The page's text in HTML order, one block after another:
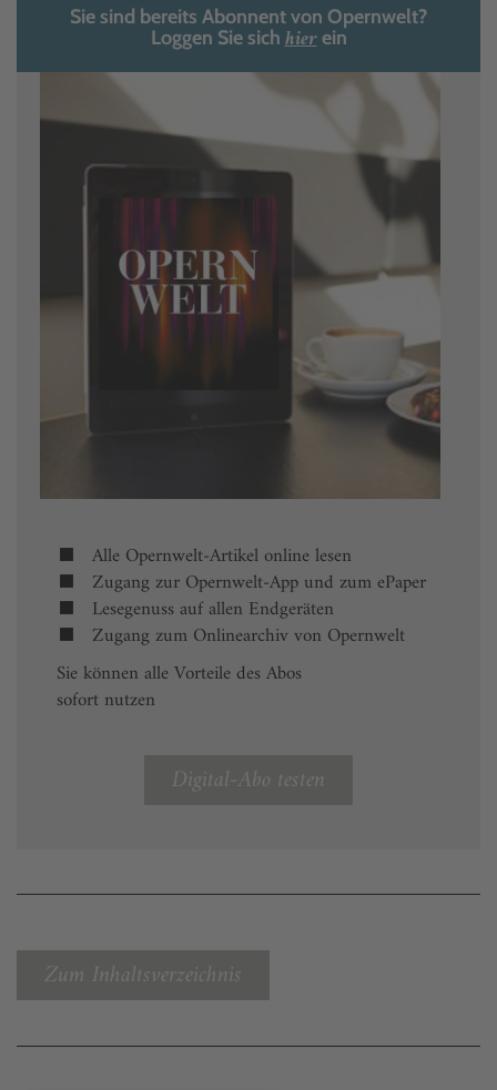
Sie sind bereits Abonnent von Opernwelt?
Loggen Sie sich hierein
Alle Opernwelt-Artikel online lesen
Zugang zur Opernwelt-App und zum ePaper
Lesegenuss auf allen Endgeräten
Zugang zum Onlinearchiv von Opernwelt
Sie können alle Vorteile des Abos
sofort nutzen
Digital-Abo testen
Zum Inhaltsverzeichnis